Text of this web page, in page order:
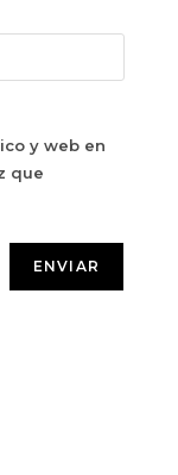
y web en
que